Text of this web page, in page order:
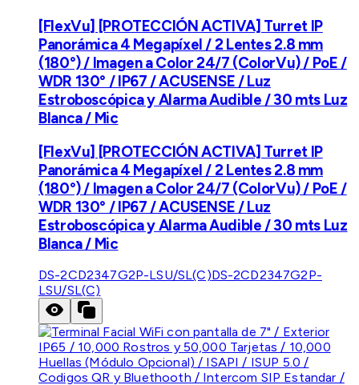
[FlexVu] [PROTECCIÓN ACTIVA] Turret IP
Panorámica 4 Megapíxel / 2 Lentes 2.8 mm
(180°) / Imagen a Color 24/7 (ColorVu) / PoE /
WDR 130° / IP67 / ACUSENSE / Luz
Estroboscópica y Alarma Audible / 30 mts Luz
Blanca / Mic
[FlexVu] [PROTECCIÓN ACTIVA] Turret IP
Panorámica 4 Megapíxel / 2 Lentes 2.8 mm
(180°) / Imagen a Color 24/7 (ColorVu) / PoE /
WDR 130° / IP67 / ACUSENSE / Luz
Estroboscópica y Alarma Audible / 30 mts Luz
Blanca / Mic
DS-2CD2347G2P-LSU/SL(C)DS-2CD2347G2P-
LSU/SL(C)